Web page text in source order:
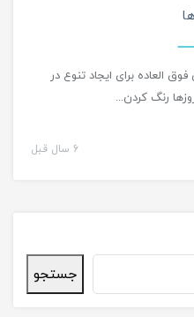
العاده برای ایجاد تنوع در
رنگ کردن...
6 سال قبل
جستجو